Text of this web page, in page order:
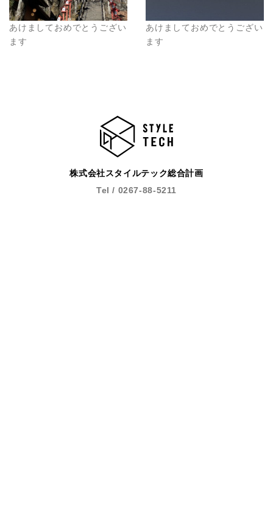
あけましておめでとうござい
ます
あけましておめでとうござい
ます
株式会社スタイルテック総合計画
Tel / 0267-88-5211